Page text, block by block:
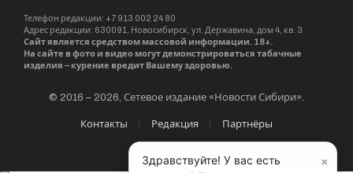
Телефон редакции: +7 913 002 24 80
Адрес редакции: 630091, Новосибирск, ул. Державина, дом 4, кв. 3
Сайт является средством массовой информации. 18+.
На сайте в фото и видео могут демонстрироваться табачные
изделия – курение вредит Вашему здоровью.
© 2016 – 2026, Сетевое издание «Новости Сибири».
Контакты Редакция Партнёры
×
Здравствуйте! У вас есть